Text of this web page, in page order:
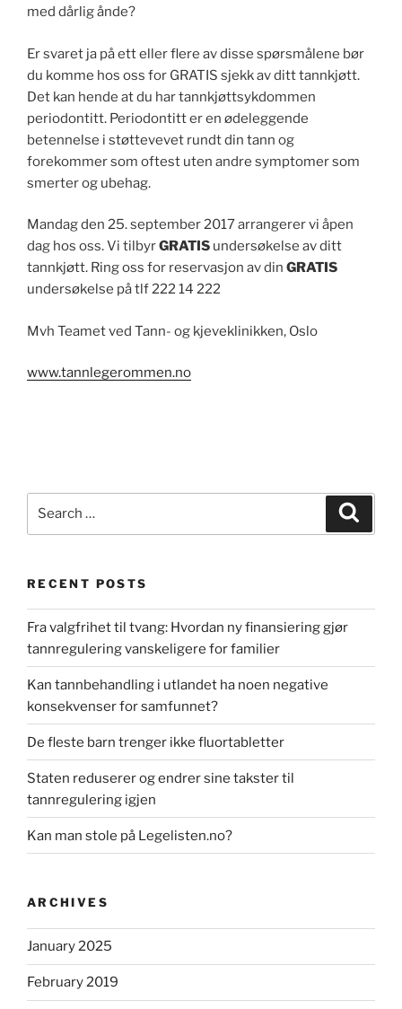
med dårlig ånde?
Er svaret ja på ett eller flere av disse spørsmålene bør
du komme hos oss for GRATIS sjekk av ditt tannkjøtt.
Det kan hende at du har tannkjøttsykdommen
periodontitt. Periodontitt er en ødeleggende
betennelse i støttevevet rundt din tann og
forekommer som oftest uten andre symptomer som
smerter og ubehag.
Mandag den 25. september 2017 arrangerer vi åpen
dag hos oss. Vi tilbyrGRATIS undersøkelse av ditt
tannkjøtt. Ring oss for reservasjon av din GRATIS
undersøkelse på tlf 222 14 222
Mvh Teamet ved Tann- og kjeveklinikken, Oslo
www.tannlegerommen.no
RECENT POSTS
Fra valgfrihet til tvang: Hvordan ny finansiering gjør
tannregulering vanskeligere for familier
Kan tannbehandling i utlandet ha noen negative
konsekvenser for samfunnet?
De fleste barn trenger ikke fluortabletter
Staten reduserer og endrer sine takster til
tannregulering igjen
Kan man stole på Legelisten.no?
ARCHIVES
January 2025
February 2019